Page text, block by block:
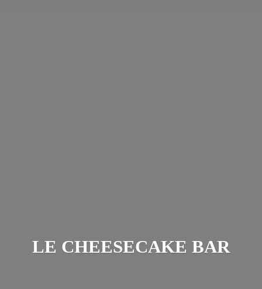
LE CHEESECAKE BAR